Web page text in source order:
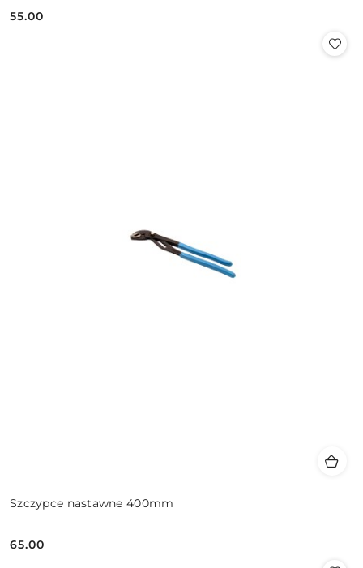
Cena:
55.00
Szczypce nastawne 400mm
Cena:
65.00